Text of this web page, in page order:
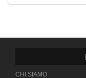
CHI SIAMO